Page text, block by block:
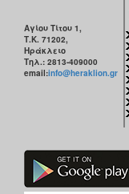
Αγίου Τίτου 1,
Τ.Κ. 71202,
Ηράκλειο
Τηλ.: 2813-409000
email:info@heraklion.gr